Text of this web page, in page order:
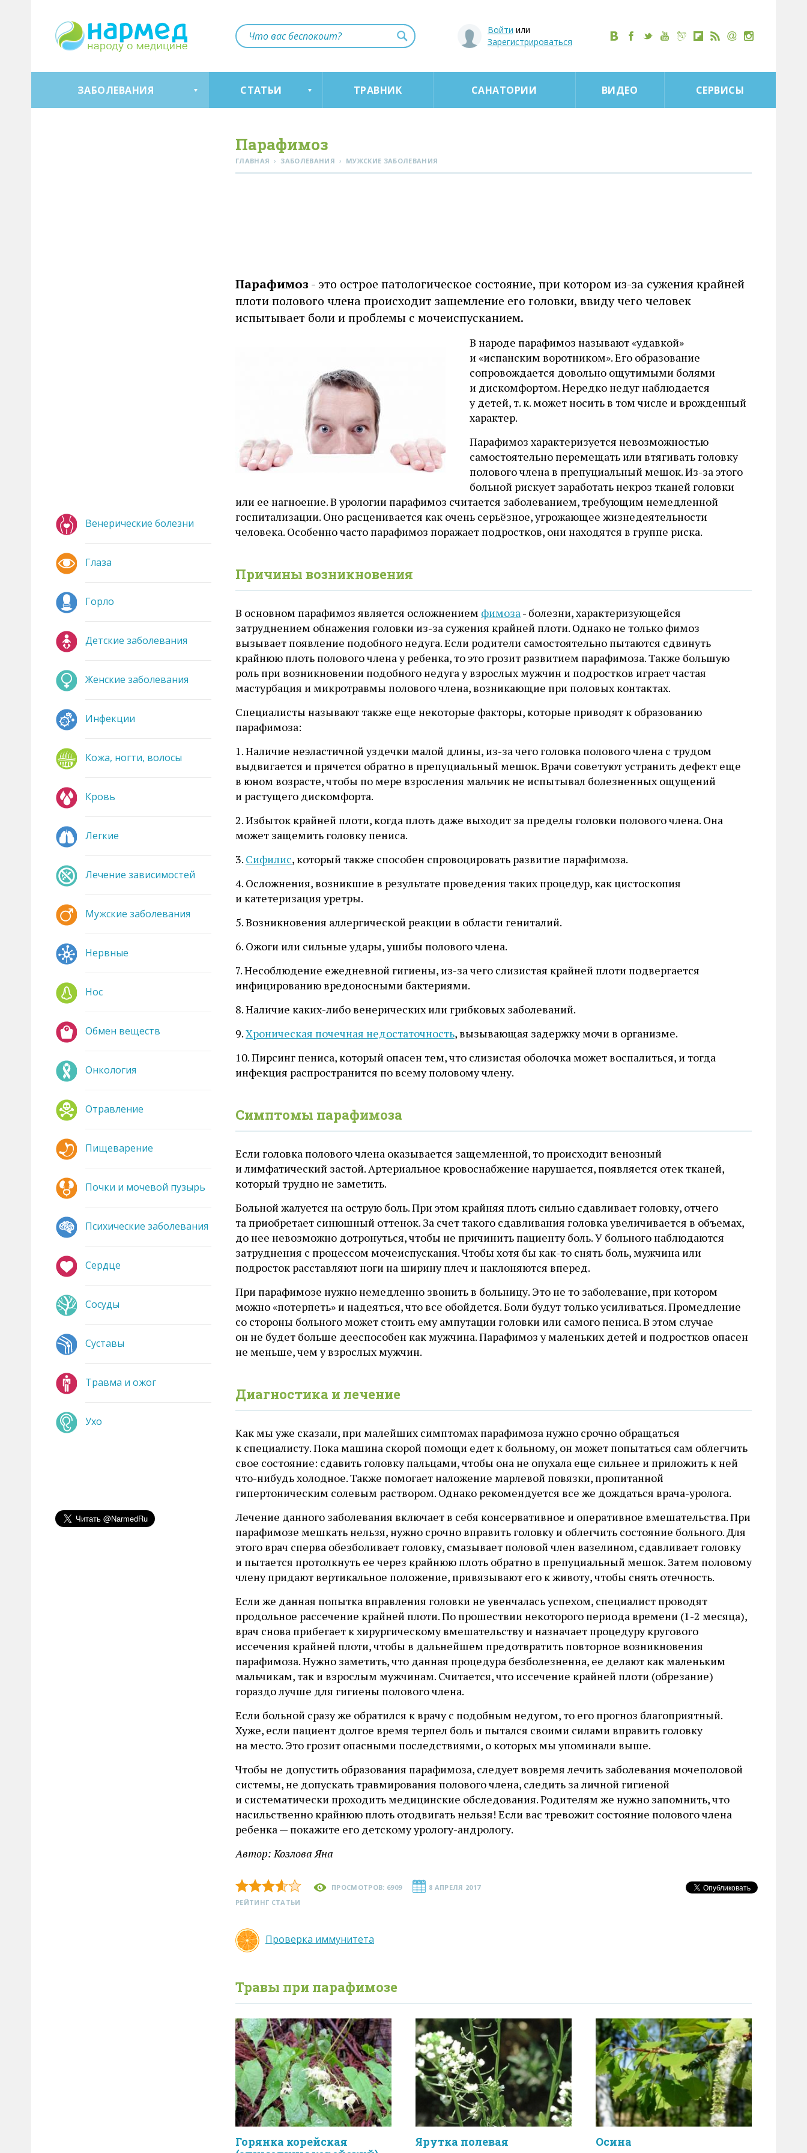
Войти или
Зарегистрироваться
ЗАБОЛЕВАНИЯ СТАТЬИ ТРАВНИК САНАТОРИИ ВИДЕО СЕРВИСЫ
Парафимоз
ГЛАВНАЯ › ЗАБОЛЕВАНИЯ › МУЖСКИЕ ЗАБОЛЕВАНИЯ
Парафимоз - это острое патологическое состояние, при котором из-за сужения крайней
плоти полового члена происходит защемление его головки, ввиду чего человек
испытывает боли и проблемы с мочеиспусканием.
В народе парафимоз называют «удавкой»
и «испанским воротником». Его образование
сопровождается довольно ощутимыми болями
и дискомфортом. Нередко недуг наблюдается
у детей, т. к. может носить в том числе и врожденный
характер.
Парафимоз характеризуется невозможностью
самостоятельно перемещать или втягивать головку
полового члена в препуциальный мешок. Из-за этого
больной рискует заработать некроз тканей головки
или ее нагноение. В урологии парафимоз считается заболеванием, требующим немедленной
госпитализации. Оно расценивается как очень серьёзное, угрожающее жизнедеятельности
человека. Особенно часто парафимоз поражает подростков, они находятся в группе риска.
Причины возникновения
В основном парафимоз является осложнением фимоза- болезни, характеризующейся
затруднением обнажения головки из-за сужения крайней плоти. Однако не только фимоз
вызывает появление подобного недуга. Если родители самостоятельно пытаются сдвинуть
крайнюю плоть полового члена у ребенка, то это грозит развитием парафимоза. Также большую
роль при возникновении подобного недуга у взрослых мужчин и подростков играет частая
мастурбация и микротравмы полового члена, возникающие при половых контактах.
Специалисты называют также еще некоторые факторы, которые приводят к образованию
парафимоза:
1. Наличие неэластичной уздечки малой длины, из-за чего головка полового члена с трудом
выдвигается и прячется обратно в препуциальный мешок. Врачи советуют устранить дефект еще
в юном возрасте, чтобы по мере взросления мальчик не испытывал болезненных ощущений
и растущего дискомфорта.
2. Избыток крайней плоти, когда плоть даже выходит за пределы головки полового члена. Она
может защемить головку пениса.
3. Сифилис, который также способен спровоцировать развитие парафимоза.
4. Осложнения, возникшие в результате проведения таких процедур, как цистоскопия
и катетеризация уретры.
5. Возникновения аллергической реакции в области гениталий.
6. Ожоги или сильные удары, ушибы полового члена.
7. Несоблюдение ежедневной гигиены, из-за чего слизистая крайней плоти подвергается
инфицированию вредоносными бактериями.
8. Наличие каких-либо венерических или грибковых заболеваний.
9.Хроническая почечная недостаточность, вызывающая задержку мочи в организме.
10. Пирсинг пениса, который опасен тем, что слизистая оболочка может воспалиться, и тогда
инфекция распространится по всему половому члену.
Симптомы парафимоза
Если головка полового члена оказывается защемленной, то происходит венозный
и лимфатический застой. Артериальное кровоснабжение нарушается, появляется отек тканей,
который трудно не заметить.
Больной жалуется на острую боль. При этом крайняя плоть сильно сдавливает головку, отчего
та приобретает синюшный оттенок. За счет такого сдавливания головка увеличивается в объемах,
до нее невозможно дотронуться, чтобы не причинить пациенту боль. У больного наблюдаются
затруднения с процессом мочеиспускания. Чтобы хотя бы как-то снять боль, мужчина или
подросток расставляют ноги на ширину плеч и наклоняются вперед.
При парафимозе нужно немедленно звонить в больницу. Это не то заболевание, при котором
можно «потерпеть» и надеяться, что все обойдется. Боли будут только усиливаться. Промедление
со стороны больного может стоить ему ампутации головки или самого пениса. В этом случае
он не будет больше дееспособен как мужчина. Парафимоз у маленьких детей и подростков опасен
не меньше, чем у взрослых мужчин.
Диагностика и лечение
Как мы уже сказали, при малейших симптомах парафимоза нужно срочно обращаться
к специалисту. Пока машина скорой помощи едет к больному, он может попытаться сам облегчить
свое состояние: сдавить головку пальцами, чтобы она не опухала еще сильнее и приложить к ней
что-нибудь холодное. Также помогает наложение марлевой повязки, пропитанной
гипертоническим солевым раствором. Однако рекомендуется все же дождаться врача-уролога.
Лечение данного заболевания включает в себя консервативное и оперативное вмешательства. При
парафимозе мешкать нельзя, нужно срочно вправить головку и облегчить состояние больного. Для
этого врач сперва обезболивает головку, смазывает половой член вазелином, сдавливает головку
и пытается протолкнуть ее через крайнюю плоть обратно в препуциальный мешок. Затем половому
члену придают вертикальное положение, привязывают его к животу, чтобы снять отечность.
Если же данная попытка вправления головки не увенчалась успехом, специалист проводят
продольное рассечение крайней плоти. По прошествии некоторого периода времени (1-2 месяца),
врач снова прибегает к хирургическому вмешательству и назначает процедуру кругового
иссечения крайней плоти, чтобы в дальнейшем предотвратить повторное возникновения
парафимоза. Нужно заметить, что данная процедура безболезненна, ее делают как маленьким
мальчикам, так и взрослым мужчинам. Считается, что иссечение крайней плоти (обрезание)
гораздо лучше для гигиены полового члена.
Если больной сразу же обратился к врачу с подобным недугом, то его прогноз благоприятный.
Хуже, если пациент долгое время терпел боль и пытался своими силами вправить головку
на место. Это грозит опасными последствиями, о которых мы упоминали выше.
Чтобы не допустить образования парафимоза, следует вовремя лечить заболевания мочеполовой
системы, не допускать травмирования полового члена, следить за личной гигиеной
и систематически проходить медицинские обследования. Родителям же нужно запомнить, что
насильственно крайнюю плоть отодвигать нельзя! Если вас тревожит состояние полового члена
ребенка — покажите его детскому урологу-андрологу.
Автор:Козлова Яна
РЕЙТИНГ СТАТЬИ
ПРОСМОТРОВ: 6909 8 АПРЕЛЯ 2017
Проверка иммунитета
Травы при парафимозе
Горянка корейская
Ярутка полевая Осина
Венерические болезни
Глаза
Горло
Детские заболевания
Женские заболевания
Инфекции
Кожа, ногти, волосы
Кровь
Легкие
Лечение зависимостей
Мужские заболевания
Нервные
Нос
Обмен веществ
Онкология
Отравление
Пищеварение
Почки и мочевой пузырь
Психические заболевания
Сердце
Сосуды
Суставы
Травма и ожог
Ухо